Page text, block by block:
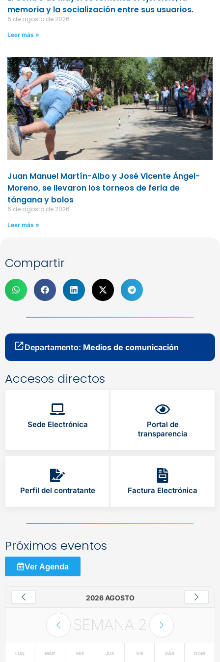
memoria y la socialización entre sus usuarios.
6 de agosto de 2026
Leer más »
Juan Manuel Martín-Albo y José Vicente Ángel-
Moreno, se llevaron los torneos de feria de
tángana y bolos
6 de agosto de 2026
Leer más »
Compartir
Departamento: Medios de comunicación
Accesos directos
Sede Electrónica
Portal de
transparencia
Perfil del contratante Factura Electrónica
Próximos eventos
Ver Agenda
2026 AGOSTO
SEMANA 2
LUN MAR MIÉ JUE VIE SÁB DOM